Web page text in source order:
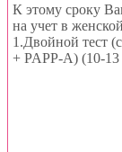
К этому сроку
на учет в
1.Двойной тест
+ PAPP-A) (10-13